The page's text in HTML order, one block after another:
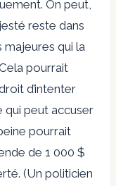
On peut,
reste dans
qui la
pourrait
d’intenter
qui peut accuser
pourrait
de 1 000 $
(Un politicien